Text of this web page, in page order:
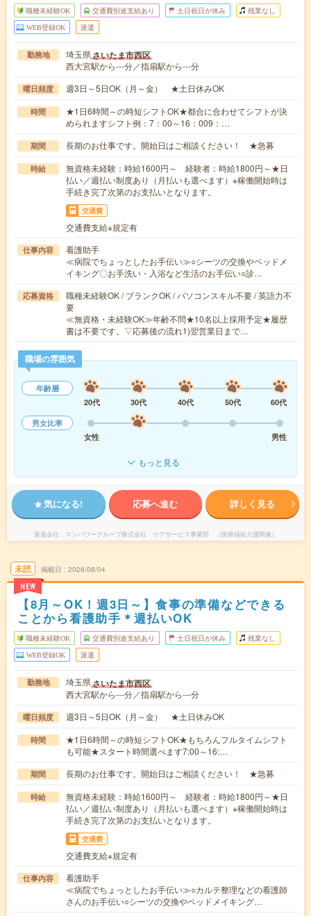
職種未経験OK 交通費別途支給あり 土日祝日が休み 残業なし
WEB登録OK 派遣
勤務地 埼玉県さいたま市西区
西大宮駅から---分／指扇駅から---分
曜日頻度 週3日～5日OK（月～金） ★土日休みOK
時間
★1日6時間～の時短シフトOK★都合に合わせてシフトが決
められますシフト例：7：00～16：009：…
期間 長期のお仕事です。開始日はご相談ください！ ★急募
時給
無資格未経験：時給1600円～ 経験者：時給1800円～★日
払い／週払い制度あり（月払いも選べます）※稼働開始時は
手続き完了次第のお支払いとなります。
交通費
交通費支給※規定有
仕事内容
看護助手
≪病院でちょっとしたお手伝い≫○シーツの交換やベッドメ
イキング〇お手洗い・入浴など生活のお手伝い○診…
応募資格
職種未経験OK / ブランクOK / パソコンスキル不要 / 英語力不
要
≪無資格・未経験OK≫年齢不問★10名以上採用予定★履歴
書は不要です。▽応募後の流れ1)翌営業日まで…
職場の雰囲気
年齢層
20代
30代 40代 50代
60代
男女比率
女性
男性
もっと見る
気になる! 応募へ進む 詳しく見る
派遣会社 マンパワーグループ株式会社 ケアサービス事業部 （医療福祉介護関連）
未読
NEW
掲載日 2026/08/04
【8月～OK！週3日～】食事の準備などできる
ことから看護助手＊週払いOK
職種未経験OK 交通費別途支給あり 土日祝日が休み 残業なし
WEB登録OK 派遣
勤務地 埼玉県さいたま市西区
西大宮駅から---分／指扇駅から---分
曜日頻度 週3日～5日OK（月～金） ★土日休みOK
時間
★1日6時間～の時短シフトOK★もちろんフルタイムシフト
も可能★スタート時間選べます7:00～16:…
期間 長期のお仕事です。開始日はご相談ください！ ★急募
時給
無資格未経験：時給1600円～ 経験者：時給1800円～★日
払い／週払い制度あり（月払いも選べます）※稼働開始時は
手続き完了次第のお支払いとなります。
交通費
交通費支給※規定有
仕事内容
看護助手
≪病院でちょっとしたお手伝い≫○カルテ整理などの看護師
さんのお手伝い○シーツの交換やベッドメイキング…